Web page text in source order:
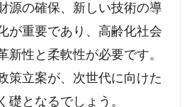
源の確保、新しい技術の導
が重要であり、高齢化社会
新性と柔軟性が必要です。
策立案が、次世代に向けた
礎となるでしょう。